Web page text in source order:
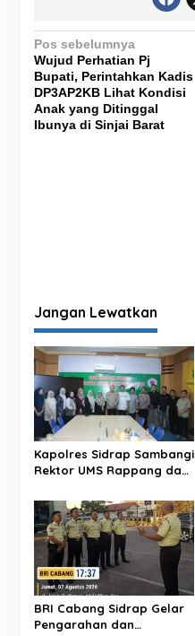
N
a
v
i
s
Pos sebelumnya
Wujud Perhatian Pj
Bupati, Perintahkan Kadis
DP3AP2KB Lihat Kondisi
Anak yang Ditinggal
Ibunya di Sinjai Barat
Jangan Lewatkan
Kapolres Sidrap Sambangi
Rektor UMS Rappang dan
Kampus dan Kepolisian
BRI Cabang Sidrap Gelar
Pengarahan dan